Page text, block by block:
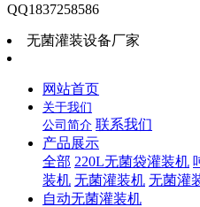
QQ1837258586
无菌灌装设备厂家
网站首页
关于我们
公司简介 联系我们
产品展示
全部 220L无菌袋灌装机
装机 无菌灌装机 无菌灌
自动无菌灌装机